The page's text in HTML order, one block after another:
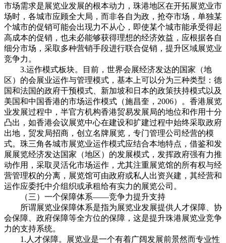
市场需求是展览业发展的根本动力，珠港地区在开拓展览业市
场时，各城市应顾全大局，而非各自为政，抢夺市场，单独某
个城市的促销可能会出现力不从心，即使某个城市能承受得起
高成本的促销，也未必能够获得理想的经济效益，应根据各自
细分市场，采取多种营销手段进行联合促销，提升区域展览业
竞争力。
3.运作模式板块。目前，世界会展经济发达的国家（地
区）的会展业运作与管理模式，基本上可以分为三种类型：德
国和法国的政府干预模式、新加坡和日本的政策扶持模式以及
美国和中国香港的市场运作模式（施昌奎，2006）。香港展览
业发展过程中，半官方机构香港贸易发展局的地位和作用十分
凸出，如香港会议展览中心在建设和扩建过程中始终采取政府
出地，贸发局招商，创立名牌展览，专门管理公司经营的模
式。珠三角各城市展览业运作模式应结合本地特点，借鉴和发
展展览经济发达国家（地区）的发展模式，发挥政府强有力推
动作用，采取灵活化市场运作，尤其注重展览馆的所有权与经
营管理权的分离，展览馆可由政府或私人出资兴建，其经营和
运作应委托中介组织或承租给有实力的展览公司。
（三）一个保障体系——竞争力提升支持
所谓展览业保障体系是指为展览业发展提供人才保障、协
会保障、政府保障等全方位的保障，这是提升珠港展览业竞争
力的支持系统。
1.人才保障。展览业是一个有着广阔发展前景然而专业性